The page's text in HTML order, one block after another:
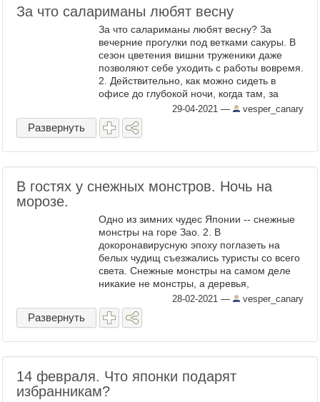
За что салариманы любят весну
За что салариманы любят весну? За
вечерние прогулки под ветками сакуры. В
сезон цветения вишни труженики даже
позволяют себе уходить с работы вовремя.
2. Действительно, как можно сидеть в
офисе до глубокой ночи, когда там, за
окном, ждет сакура? Заставлять сакуру
ждать -- дикая ...
29-04-2021 — vesper_canary
Развернуть
В гостях у снежных монстров. Ночь на
морозе.
Одно из зимних чудес Японии -- снежные
монстры на горе Зао. 2. В
докоронавирусную эпоху поглазеть на
белых чудищ съезжались туристы со всего
света. Снежные монстры на самом деле
никакие не монстры, а деревья,
обледенелые и заснеженные из-за
сильного ветра, продувающего гору Зао. К
...
28-02-2021 — vesper_canary
Развернуть
14 февраля. Что японки подарят
избранникам?